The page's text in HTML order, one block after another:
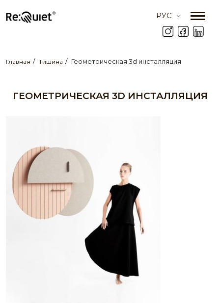
РУС
Главная Тишина Геометрическая 3d инсталляция
ГЕОМЕТРИЧЕСКАЯ 3D ИНСТАЛЛЯЦИЯ